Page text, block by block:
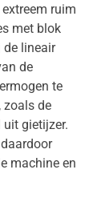
ruim
met blok
de lineair
de
te
zoals de
gietijzer.
machine en